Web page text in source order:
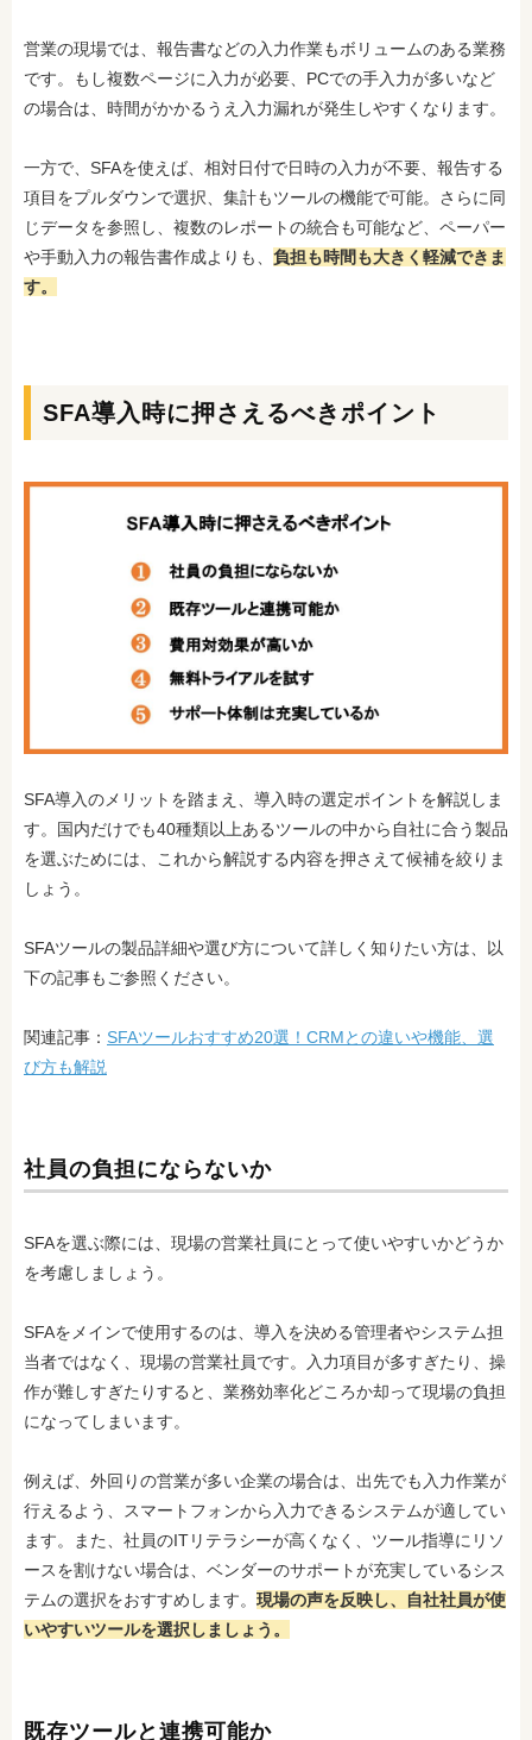
営業の現場では、報告書などの入力作業もボリュームのある業務
です。もし複数ページに入力が必要、PCでの手入力が多いなど
の場合は、時間がかかるうえ入力漏れが発生しやすくなります。
一方で、SFAを使えば、相対日付で日時の入力が不要、報告する
項目をプルダウンで選択、集計もツールの機能で可能。さらに同
じデータを参照し、複数のレポートの統合も可能など、ペーパー
や手動入力の報告書作成よりも、 負担も時間も大きく軽減できま
す。
SFA導入時に押さえるべきポイント
SFA導入のメリットを踏まえ、導入時の選定ポイントを解説しま
す。国内だけでも40種類以上あるツールの中から自社に合う製品
を選ぶためには、これから解説する内容を押さえて候補を絞りま
しょう。
SFAツールの製品詳細や選び方について詳しく知りたい方は、以
下の記事もご参照ください。
関連記事： SFAツールおすすめ20選！CRMとの違いや機能、選
び方も解説
社員の負担にならないか
SFAを選ぶ際には、現場の営業社員にとって使いやすいかどうか
を考慮しましょう。
SFAをメインで使用するのは、導入を決める管理者やシステム担
当者ではなく、現場の営業社員です。入力項目が多すぎたり、操
作が難しすぎたりすると、業務効率化どころか却って現場の負担
になってしまいます。
例えば、外回りの営業が多い企業の場合は、出先でも入力作業が
行えるよう、スマートフォンから入力できるシステムが適してい
ます。また、社員のITリテラシーが高くなく、ツール指導にリソ
ースを割けない場合は、ベンダーのサポートが充実しているシス
テムの選択をおすすめします。 現場の声を反映し、自社社員が使
いやすいツールを選択しましょう。
既存ツールと連携可能か